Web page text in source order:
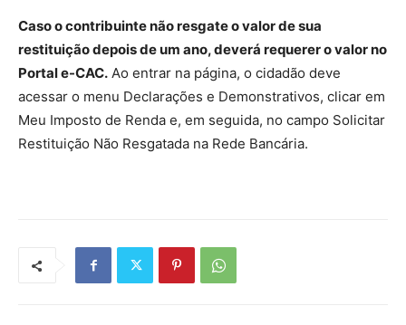
Caso o contribuinte não resgate o valor de sua
restituição depois de um ano, deverá requerer o valor no
Portal e-CAC. Ao entrar na página, o cidadão deve
acessar o menu Declarações e Demonstrativos, clicar em
Meu Imposto de Renda e, em seguida, no campo Solicitar
Restituição Não Resgatada na Rede Bancária.